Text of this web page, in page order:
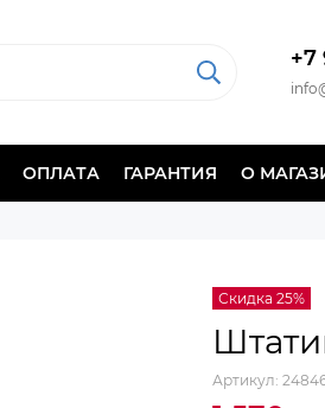
+7
ОПЛАТА ГАРАНТИЯ О
Скидка 25%
Артикул: